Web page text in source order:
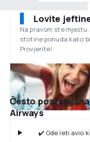
Lovite
Na pravom ste
stotine ponuda kako
Provjerite!
Često
Airways
✔️ Gde leti avio